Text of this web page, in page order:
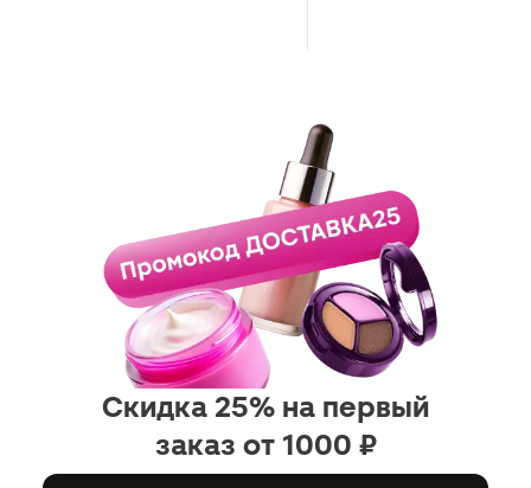
Скидка 25% на первый
заказ от 1000 ₽